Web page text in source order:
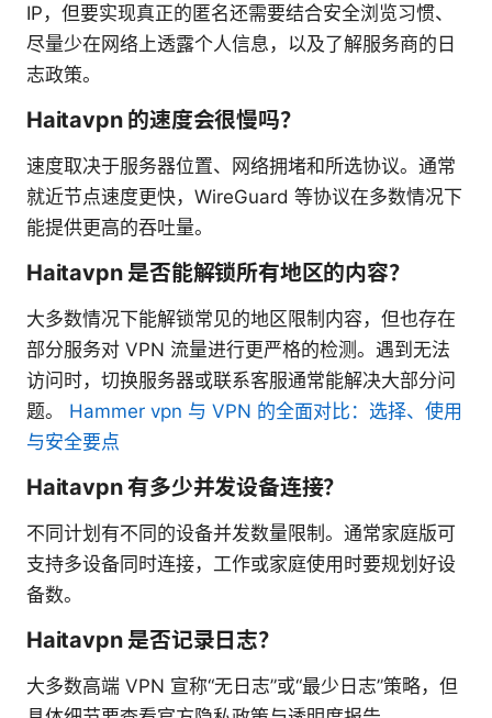
IP，但要实现真正的匿名还需要结合安全浏览习惯、
尽量少在网络上透露个人信息，以及了解服务商的日
志政策。
Haitavpn 的速度会很慢吗？
速度取决于服务器位置、网络拥堵和所选协议。通常
就近节点速度更快，WireGuard 等协议在多数情况下
能提供更高的吞吐量。
Haitavpn 是否能解锁所有地区的内容？
大多数情况下能解锁常见的地区限制内容，但也存在
部分服务对 VPN 流量进行更严格的检测。遇到无法
访问时，切换服务器或联系客服通常能解决大部分问
题。 Hammer vpn 与 VPN 的全面对比：选择、使用
与安全要点
Haitavpn 有多少并发设备连接？
不同计划有不同的设备并发数量限制。通常家庭版可
支持多设备同时连接，工作或家庭使用时要规划好设
备数。
Haitavpn 是否记录日志？
大多数高端 VPN 宣称“无日志”或“最少日志”策略，但